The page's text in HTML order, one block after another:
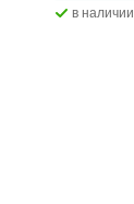
в наличии